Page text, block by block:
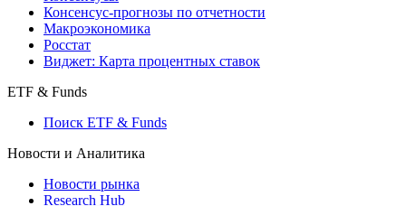
Поиск индексов
Страницы стран
Создать индекс
Консенсусы
Консенсус-прогнозы по отчетности
Макроэкономика
Виджет: Карта процентных ставок
ETF & Funds
Поиск ETF & Funds